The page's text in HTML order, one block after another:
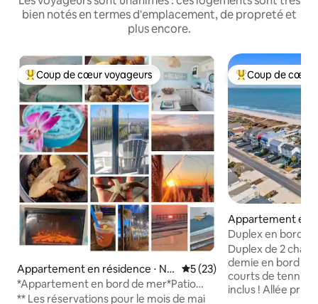
bien notés en termes d'emplacement, de propreté et
plus encore.
Coups de cœur voyageurs les plus appréciés
Coup de cœur voyageurs
Appartement en résidence ⋅ No
rth Myrtle Beach
Évaluation moyenne sur la
5 (23)
*Appartement en bord de mer*Patio
accessible directement depuis
** Les réservations pour le mois de mai
Coups de cœur
Coup de cœur
Appartement en
⋅ Ocean Isle Beach
Duplex en bord
Duplex de 2
demie en bord de
courts de tennis !
inclus ! Allée